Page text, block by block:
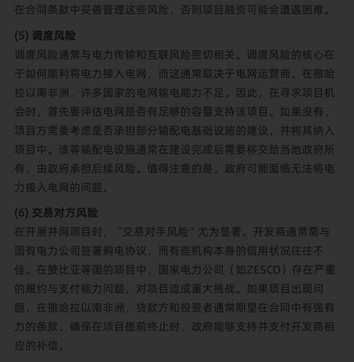
在合同条款中妥善管理这些风险，否则项目融资可能会遭遇困难。
(5) 调度风险
调度风险通常与电力传输和互联风险密切相关。调度风险的核心在
于如何顺利将电力接入电网，而这通常取决于电网运营商。在撒哈
拉以南非洲，许多国家的电网输电能力不足。因此，在寻求项目机
会时，
首先要评估电网是否有足够的容量支持该项目。 如果没有，
项目方需要考虑是否承担部分输配电基础设施的建设，并将其纳入
项目中。该等输配电设施通常在建设完成后需要移交给当地政府所
有，由政府承担后续风险。值得注意的是，政府可能面临无法将电
力接入电网的问题。
(6) 交易对方风险
在开展并网项目时，“交易对手风险”尤为显著。开发商通常需与
国有电力公司签署购电协议，而有些机构本身的信用状况往往不
佳。在赞比亚等国的项目中，国家电力公司（如ZESCO）存在严重
的履约与支付能力问题，对项目造成重大挑战。如果项目出现问
题，在撒哈拉以南非洲，贷款方和投资者通常期望在合同中有强有
力的条款，确保在项目提前终止时，政府能够支持并支付开发商相
应的补偿。